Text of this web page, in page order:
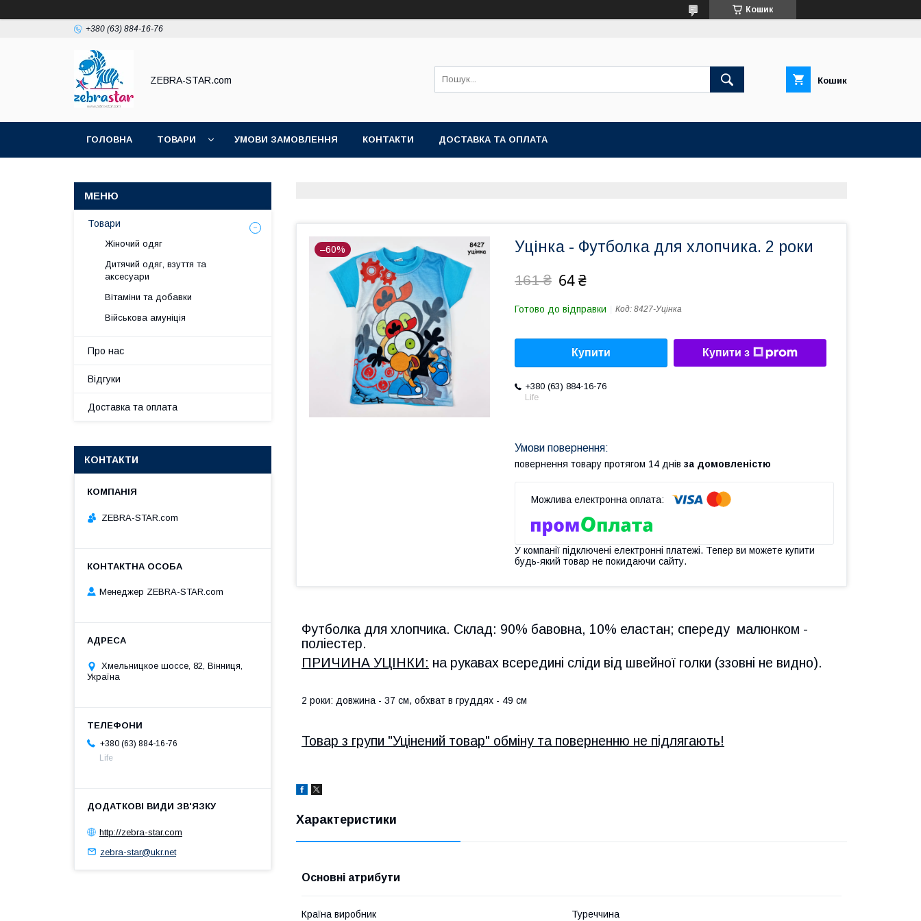
Кошик
+380 (63) 884-16-76
ZEBRA-STAR.com Кошик
ГОЛОВНА ТОВАРИ УМОВИ ЗАМОВЛЕННЯ КОНТАКТИ ДОСТАВКА ТА ОПЛАТА
–60% Уцінка - Футболка для хлопчика. 2 роки
161 ₴ 64 ₴
Готово до відправки Код: 8427-Уцінка
Купити Купити з
+380 (63) 884-16-76
Life
повернення товару протягом 14 днів за домовленістю
У компанії підключені електронні платежі. Тепер ви можете купити
будь-який товар не покидаючи сайту.
Футболка для хлопчика. Склад: 90% бавовна, 10% еластан; спереду малюнком -
поліестер.
ПРИЧИНА УЦІНКИ: на рукавах всередині сліди від швейної голки (ззовні не видно).
2 роки: довжина - 37 см, обхват в груддях - 49 см
Товар з групи "Уцінений товар" обміну та поверненню не підлягають!
Характеристики
Основні атрибути
Країна виробник Туреччина
Товари
Жіночий одяг
Дитячий одяг, взуття та
аксесуари
Вітаміни та добавки
Військова амуніція
Про нас
Відгуки
Доставка та оплата
КОНТАКТИ
ZEBRA-STAR.com
Менеджер ZEBRA-STAR.com
Хмельницкое шоссе, 82, Вінниця,
Україна
+380 (63) 884-16-76
Life
http://zebra-star.com
zebra-star@ukr.net